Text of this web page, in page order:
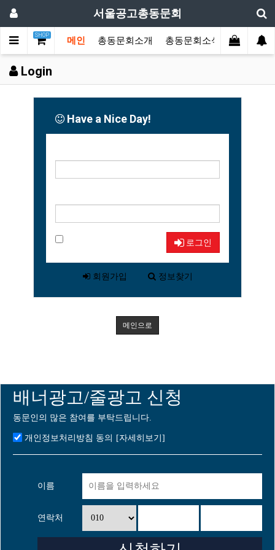
서울공고총동문회
SHOP
메인 총동문회소개 총동문회소식 동문한마
Login
Have a Nice Day!
로그인
회원가입 정보찾기
메인으로
배너광고/줄광고 신청
동문인의 많은 참여를 부탁드립니다.
개인정보처리방침 동의 [자세히보기]
이름
연락처